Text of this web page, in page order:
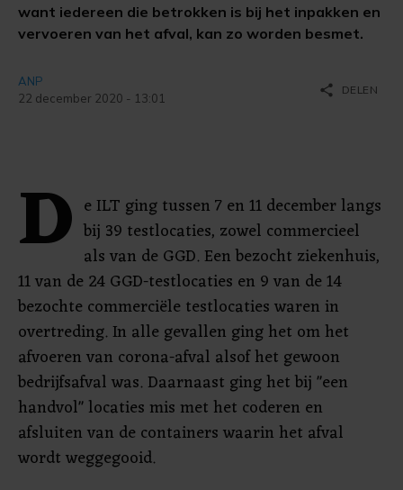
want iedereen die betrokken is bij het inpakken en
vervoeren van het afval, kan zo worden besmet.
ANP
22 december 2020 - 13:01
share DELEN
D e ILT ging tussen 7 en 11 december langs
bij 39 testlocaties, zowel commercieel
als van de GGD. Een bezocht ziekenhuis,
11 van de 24 GGD-testlocaties en 9 van de 14
bezochte commerciële testlocaties waren in
overtreding. In alle gevallen ging het om het
afvoeren van corona-afval alsof het gewoon
bedrijfsafval was. Daarnaast ging het bij "een
handvol" locaties mis met het coderen en
afsluiten van de containers waarin het afval
wordt weggegooid.